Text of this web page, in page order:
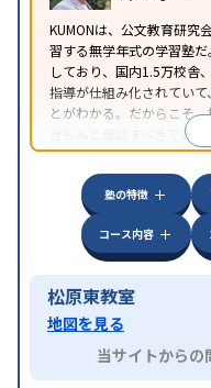
KUMONは、公文教育研究
習する無学年式の学習塾
しており、国内1.5万校舎
指導が仕組み化されてい
とがわかる。だからこそ
きちんと確認すべきであ
方見学してみることをオ
塾の特徴
コース内容
松原東教室
地図を見る
当サイトから